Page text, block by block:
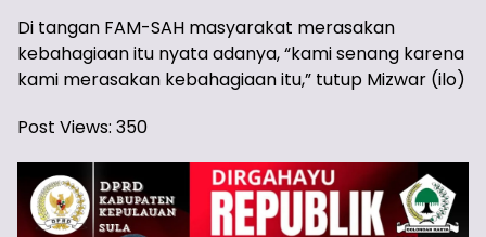
Di tangan FAM-SAH masyarakat merasakan
kebahagiaan itu nyata adanya, “kami senang karena
kami merasakan kebahagiaan itu,” tutup Mizwar (ilo)
Post Views: 350